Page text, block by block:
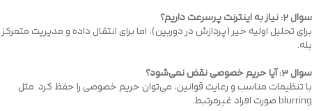
سوال۲: نیاز به اینترنت پرسرعت داریم؟
برای تحلیل اولیه خیر (پردازش در دوربین)، اما برای انتقال داده و مدیریت متمرکز
بله.
سوال۳: آیا حریم خصوصی نقض نمی‌شود؟
با تنظیمات مناسب و رعایت قوانین، می‌توان حریم خصوصی را حفظ کرد. مثل
blurring صورت افراد غیرمرتبط.